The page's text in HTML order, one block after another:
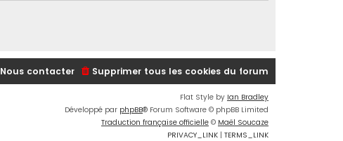
Supprimer tous les cookies du forum
Nous contacter
Flat Style by Ian Bradley
Développé par phpBB® Forum Software © phpBB Limited
Traduction française officielle © Maël Soucaze
PRIVACY_LINK | TERMS_LINK